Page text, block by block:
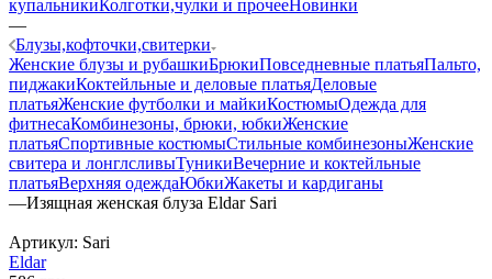
купальникиКолготки,чулки и прочееНовинки
—
Блузы,кофточки,свитерки
Женские блузы и рубашкиБрюкиПовседневные платьяПальто,
пиджакиКоктейльные и деловые платьяДеловые
платьяЖенские футболки и майкиКостюмыОдежда для
фитнесаКомбинезоны, брюки, юбкиЖенские
платьяСпортивные костюмыСтильные комбинезоныЖенские
свитера и лонглсливыТуникиВечерние и коктейльные
платьяВерхняя одеждаЮбкиЖакеты и кардиганы
—Изящная женская блуза Eldar Sari
Артикул: Sari
Eldar